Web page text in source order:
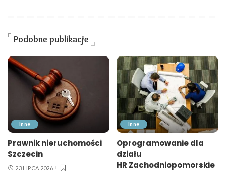
Podobne publikacje
Inne
Prawnik nieruchomości
Szczecin
23 LIPCA 2026
Inne
Oprogramowanie dla
działu
HR Zachodniopomorskie